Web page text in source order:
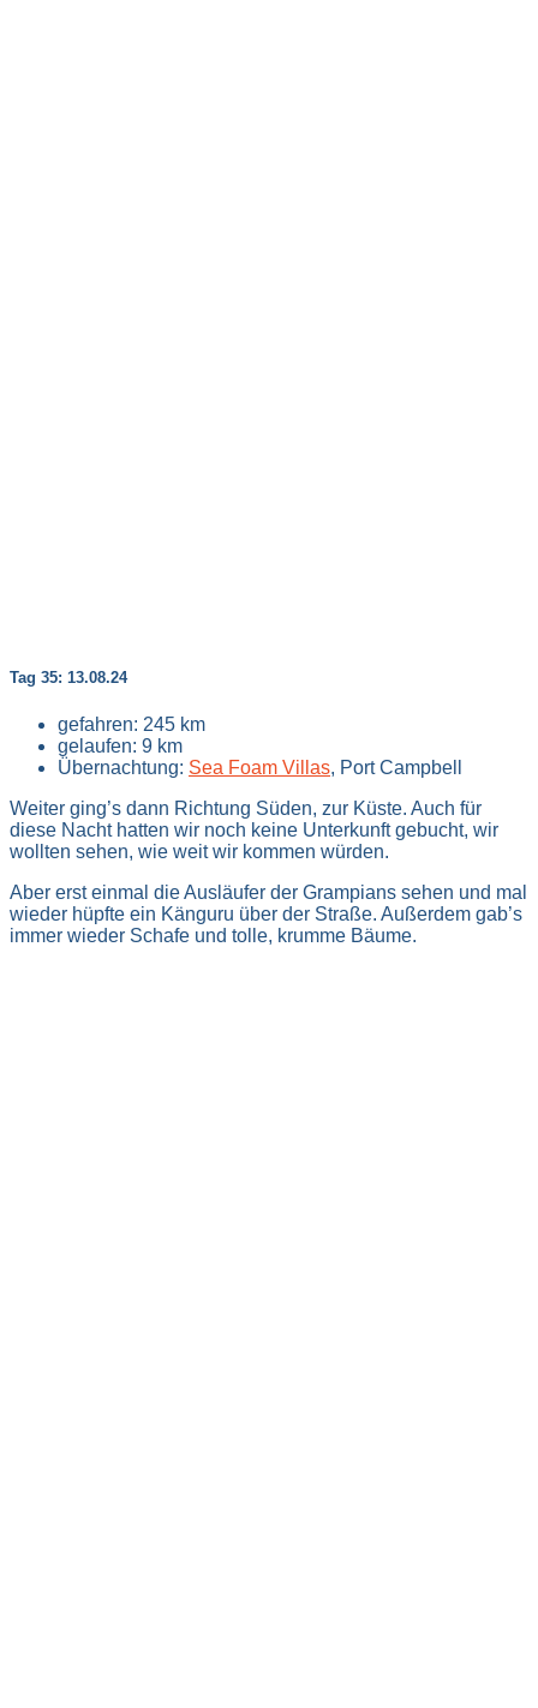
Tag 35: 13.08.24
gefahren: 245 km
gelaufen: 9 km
Übernachtung: Sea Foam Villas, Port Campbell
Weiter ging’s dann Richtung Süden, zur Küste. Auch für
diese Nacht hatten wir noch keine Unterkunft gebucht, wir
wollten sehen, wie weit wir kommen würden.
Aber erst einmal die Ausläufer der Grampians sehen und mal
wieder hüpfte ein Känguru über der Straße. Außerdem gab’s
immer wieder Schafe und tolle, krumme Bäume.